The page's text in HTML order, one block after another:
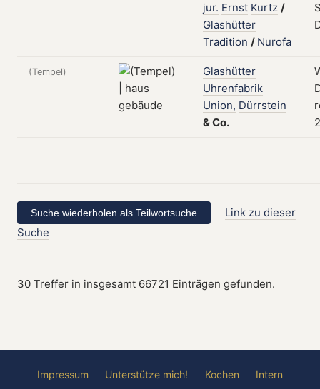
jur. Ernst Kurtz /
Glashütter
Tradition / Nurofa
(Tempel)
Glashütter
Uhrenfabrik
Union, Dürrstein
&Co.
Link zu dieser
Suche
30 Treffer in insgesamt 66721 Einträgen gefunden.
Impressum Unterstütze mich! Kochen Intern